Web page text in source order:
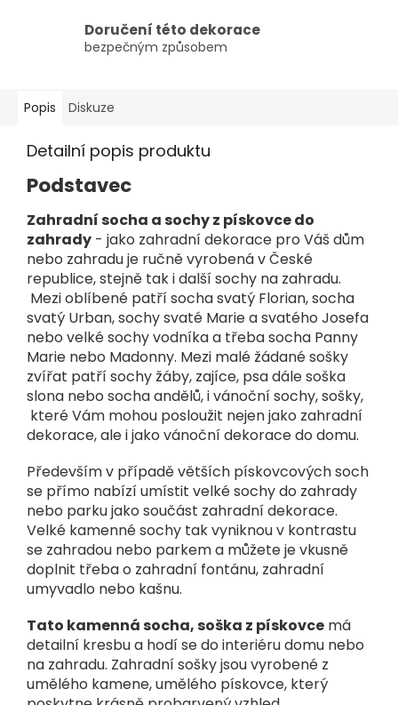
Doručení této dekorace
bezpečným způsobem
Popis Diskuze
Detailní popis produktu
Podstavec
Zahradní socha a sochy z pískovce do
zahrady - jako zahradní dekorace pro Váš dům
nebo zahradu je ručně vyrobená v České
republice, stejně tak i další sochy na zahradu.
Mezi oblíbené patří socha svatý Florian, socha
svatý Urban, sochy svaté Marie a svatého Josefa
nebo velké sochy vodníka a třeba socha Panny
Marie nebo Madonny. Mezi malé žádané sošky
zvířat patří sochy žáby, zajíce, psa dále soška
slona nebo socha andělů, i vánoční sochy, sošky,
které Vám mohou posloužit nejen jako zahradní
dekorace, ale i jako vánoční dekorace do domu.
Především v případě větších pískovcových soch
se přímo nabízí umístit velké sochy do zahrady
nebo parku jako součást zahradní dekorace.
Velké kamenné sochy tak vyniknou v kontrastu
se zahradou nebo parkem a můžete je vkusně
doplnit třeba o zahradní fontánu, zahradní
umyvadlo nebo kašnu.
Tato kamenná socha, soška z pískovce má
detailní kresbu a hodí se do interiéru domu nebo
na zahradu. Zahradní sošky jsou vyrobené z
umělého kamene, umělého pískovce, který